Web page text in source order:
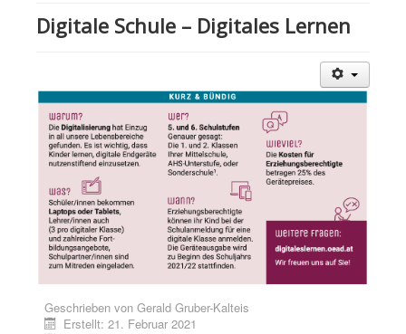
Digitale Schule – Digitales Lernen
Geschrieben von Gerald Gruber-Kalteis
Erstellt: 21. Februar 2021